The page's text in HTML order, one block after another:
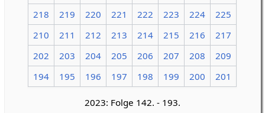
218
219 220 221 222 223 224
225
210
211 212 213 214 215 216
217
202
203 204 205 206 207 208
209
194
195 196 197 198 199 200 201
2023: Folge 142. - 193.